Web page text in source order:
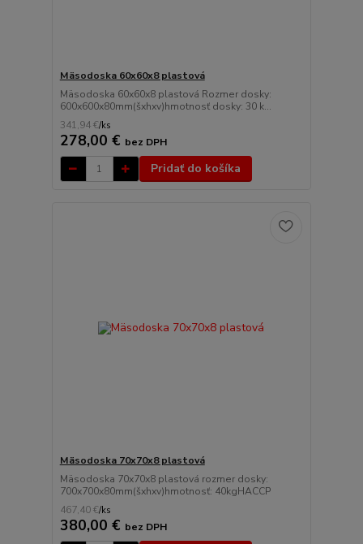
Mäsodoska 60x60x8 plastová
Mäsodoska 60x60x8 plastová Rozmer dosky:
600x600x80mm(šxhxv)hmotnosť dosky: 30 k...
341,94 €/ks
278,00 € bez DPH
Pridať do košíka
Mäsodoska 70x70x8 plastová
Mäsodoska 70x70x8 plastová rozmer dosky:
700x700x80mm(šxhxv)hmotnosť: 40kgHACCP
467,40 €/ks
380,00 € bez DPH